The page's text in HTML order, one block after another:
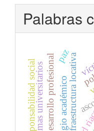
Palabras
infraestructura locativa
prestigio académico
desarrollo profesional
programas universitarios red
responsabilidad social
paz